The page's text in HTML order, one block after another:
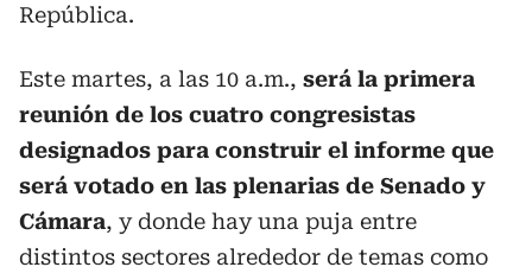
República.
Este martes, a las 10 a.m., será la primera
reunión de los cuatro congresistas
designados para construir el informe que
será votado en las plenarias de Senado y
Cámara, y donde hay una puja entre
distintos sectores alrededor de temas como